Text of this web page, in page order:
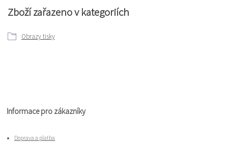
Zboží zařazeno v kategoriích
Obrazy tisky
Informace pro zákazníky
Doprava a platba